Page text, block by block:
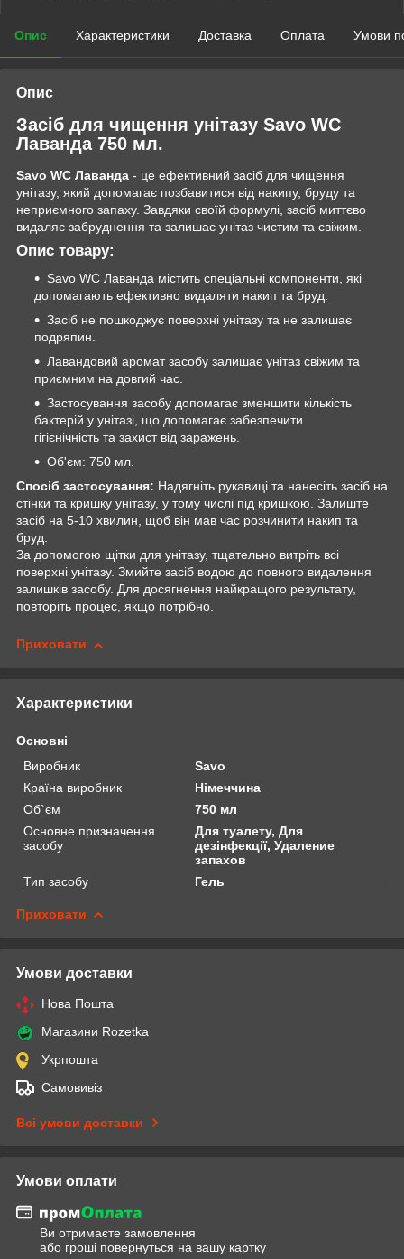
Опис Характеристики Доставка Оплата Умови
Опис
Засіб для чищення унітазу Savo WC
Лаванда 750 мл.
Savo WC Лаванда - це ефективний засіб для чищення
унітазу, який допомагає позбавитися від накипу, бруду та
неприємного запаху. Завдяки своїй формулі, засіб миттєво
видаляє забруднення та залишає унітаз чистим та свіжим.
Опис товару:
Savo WC Лаванда містить спеціальні компоненти, які
допомагають ефективно видаляти накип та бруд.
Засіб не пошкоджує поверхні унітазу та не залишає
подряпин.
Лавандовий аромат засобу залишає унітаз свіжим та
приємним на довгий час.
Застосування засобу допомагає зменшити кількість
бактерій у унітазі, що допомагає забезпечити
гігієнічність та захист від заражень.
Об'єм: 750 мл.
Спосіб застосування: Надягніть рукавиці та нанесіть засіб на
стінки та кришку унітазу, у тому числі під кришкою. Залиште
засіб на 5-10 хвилин, щоб він мав час розчинити накип та
бруд.
За допомогою щітки для унітазу, тщательно витріть всі
поверхні унітазу. Змийте засіб водою до повного видалення
залишків засобу. Для досягнення найкращого результату,
повторіть процес, якщо потрібно.
Приховати
Характеристики
Основні
Виробник
Savo
Країна виробник
Німеччина
Об`єм
750 мл
Основне призначення
засобу
Для туалету, Для
дезінфекції, Удаление
запахов
Тип засобу
Гель
Приховати
Умови доставки
Нова Пошта
Магазини Rozetka
Укрпошта
Самовивіз
Всі умови доставки
Умови оплати
Ви отримаєте замовлення
або гроші повернуться на вашу картку